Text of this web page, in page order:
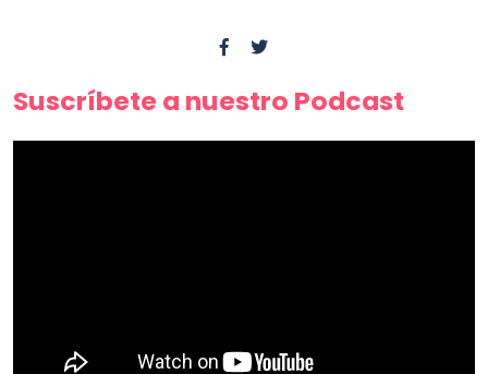
Suscríbete a nuestro Podcast